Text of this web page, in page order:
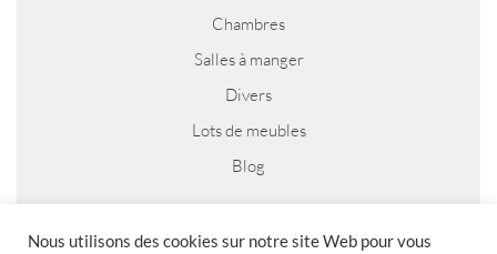
Chambres
Salles à manger
Divers
Lots de meubles
Blog
Nous utilisons des cookies sur notre site Web pour vous